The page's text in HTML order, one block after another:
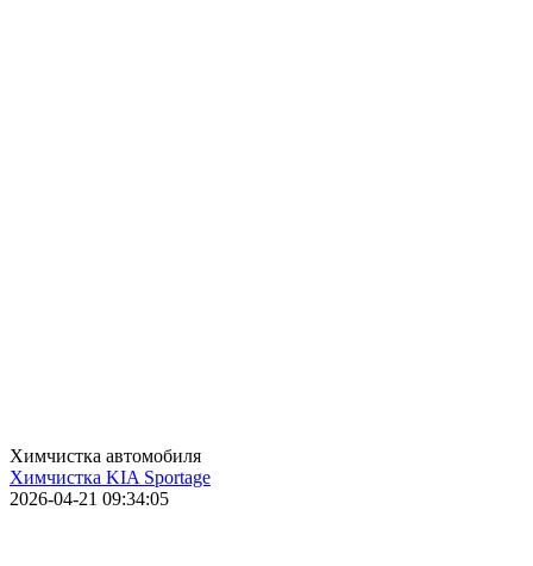
Химчистка автомобиля
Химчистка KIA Sportage
2026-04-21 09:34:05